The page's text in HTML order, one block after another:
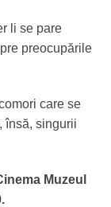
li se pare
preocupările
care se
însă, singurii
Muzeul